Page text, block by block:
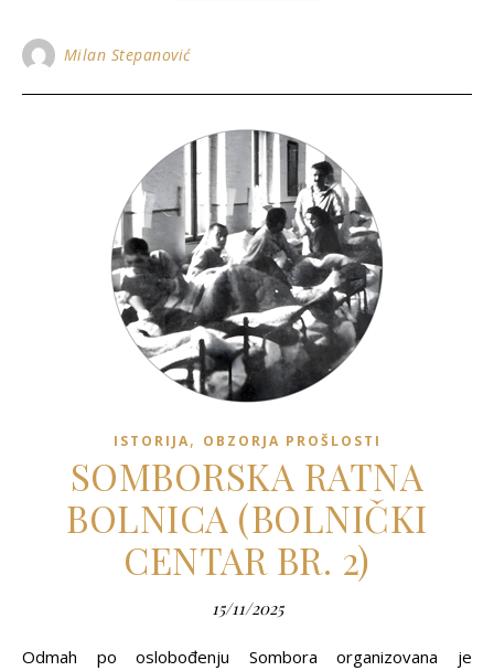
Milan Stepanović
ISTORIJA, OBZORJA PROŠLOSTI
SOMBORSKA RATNA
BOLNICA (BOLNIČKI
CENTAR BR. 2)
15/11/2025
Odmah po oslobođenju Sombora organizovana je